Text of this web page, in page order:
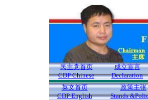
民主党首页
CDP Chinese
成立宣言
Declaration
英文首页
CDP English
政策主张
Stands